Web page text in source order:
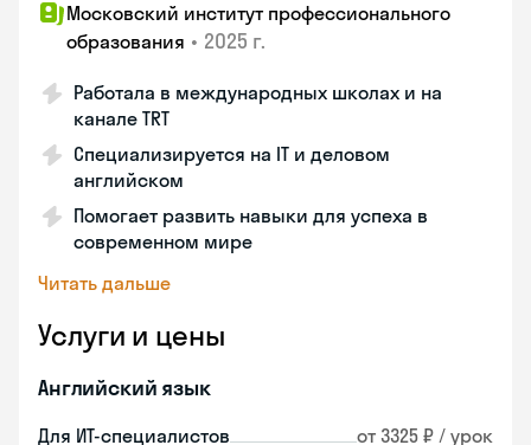
Московский институт профессионального
образования • 2025 г.
Работала в международных школах и на
канале TRT
Специализируется на IT и деловом
английском
Помогает развить навыки для успеха в
современном мире
Читать дальше
Услуги и цены
Английский язык
Для ИТ-специалистов от 3325 ₽ / урок